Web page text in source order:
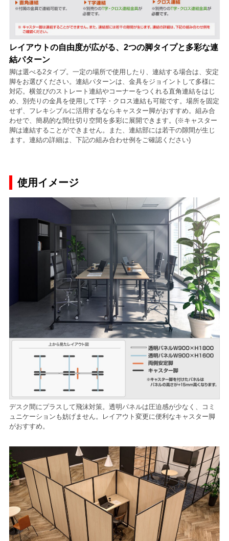
レイアウトの自由度が広がる、2つの脚タイプと多彩な連
結パターン
脚は選べる2タイプ。一定の場所で使用したり、連結する場合は、安定
脚をお選びください。連結パターンは、金具をジョイントして多様に
対応。横並びのストレート連結やコーナーをつくれる直角連結をはじ
め、別売りの金具を使用してT字・クロス連結も可能です。場所を固定
せず、フレキシブルに活用するならキャスター脚がおすすめ。組み合
わせで、簡易的な間仕切り空間を多彩に展開できます。(※キャスター
脚は連結することができません。また、連結部には若干の隙間が生じ
ます。連結の詳細は、下記の組み合わせ例をご確認ください)
使用イメージ
デスク間にプラスして飛沫対策。透明パネルは圧迫感が少なく、コミ
ュニケーションも妨げません。レイアウト変更に便利なキャスター脚
がおすすめ。